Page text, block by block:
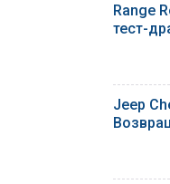
Range
тест-
Jeep